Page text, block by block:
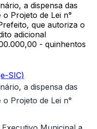
a dispensa das
Projeto de Lei n°
que autoriza o
adicional
- quinhentos
SIC)
a dispensa das
Projeto de Lei n°